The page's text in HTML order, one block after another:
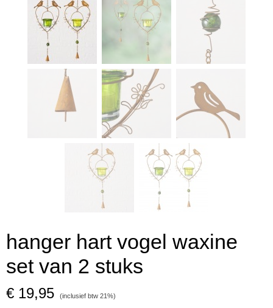
hanger hart vogel waxine
set van 2 stuks
€ 19,95 (inclusief btw 21%)